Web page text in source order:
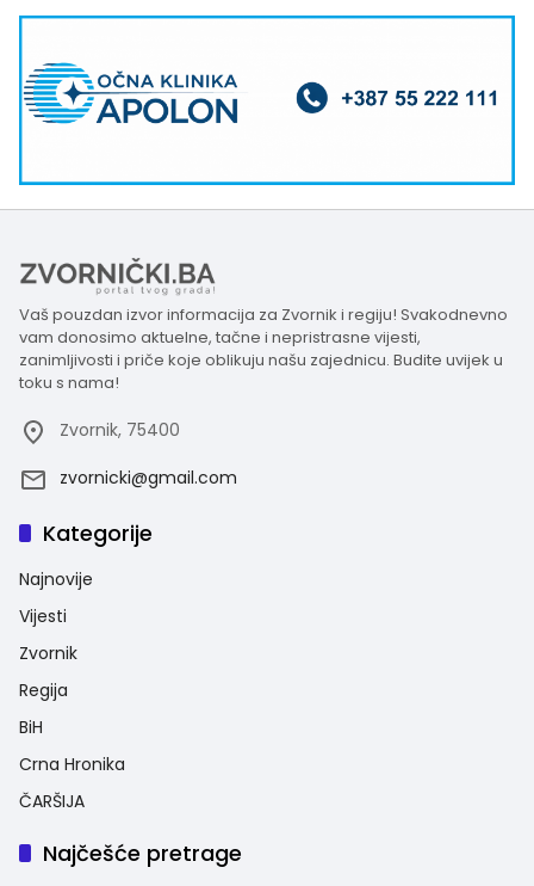
Vaš pouzdan izvor informacija za Zvornik i regiju! Svakodnevno
vam donosimo aktuelne, tačne i nepristrasne vijesti,
zanimljivosti i priče koje oblikuju našu zajednicu. Budite uvijek u
toku s nama!
Zvornik, 75400
zvornicki@gmail.com
Kategorije
Najnovije
Vijesti
Zvornik
Regija
BiH
Crna Hronika
ČARŠIJA
Najčešće pretrage